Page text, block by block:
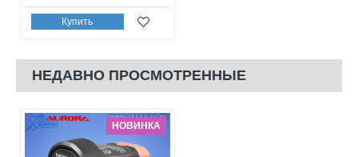
Купить
НЕДАВНО ПРОСМОТРЕННЫЕ
НОВИНКА